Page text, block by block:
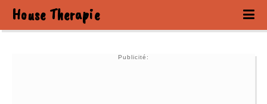
House Therapie
Publicité: